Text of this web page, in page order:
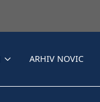
ARHIV NOVIC